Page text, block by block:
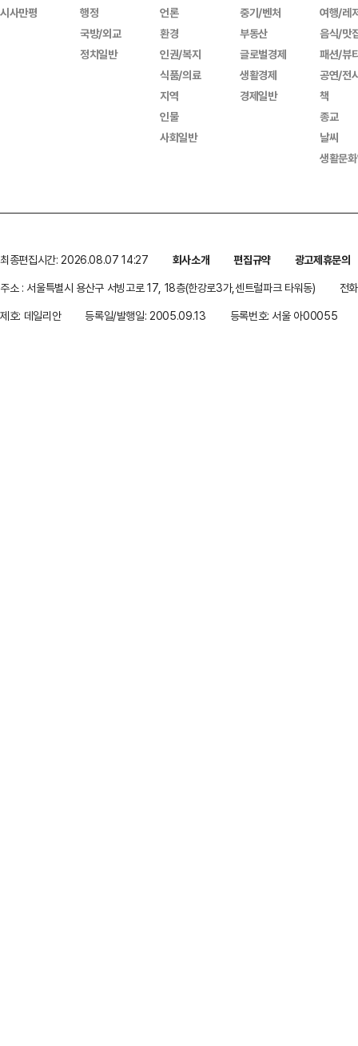
시사만평
행정
국방/외교
정치일반
언론
환경
인권/복지
식품/의료
지역
인물
사회일반
중기/벤처
부동산
글로벌경제
생활경제
경제일반
여행/레
음식/맛
패션/뷰
공연/전
책
종교
날씨
생활문
최종편집시간: 2026.08.07 14:27 회사소개 편집규약
광고제휴문의
주소 : 서울특별시 용산구 서빙고로 17, 18층(한강로3가,센트럴파크 타워동)
전
제호: 데일리안
등록일/발행일: 2005.09.13 등록번호: 서울 아00055